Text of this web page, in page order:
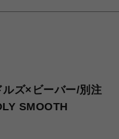
ズ×ビーバー/別注
SMOOTH